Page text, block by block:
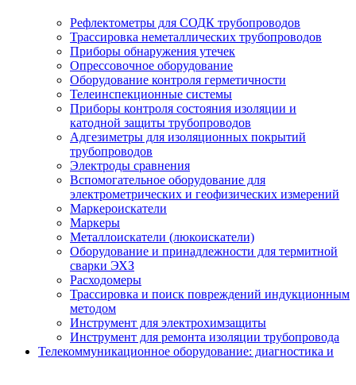
Рефлектометры для СОДК трубопроводов
Трассировка неметаллических трубопроводов
Приборы обнаружения утечек
Опрессовочное оборудование
Оборудование контроля герметичности
Телеинспекционные системы
Приборы контроля состояния изоляции и
катодной защиты трубопроводов
Адгезиметры для изоляционных покрытий
трубопроводов
Электроды сравнения
Вспомогательное оборудование для
электрометрических и геофизических измерений
Маркероискатели
Маркеры
Металлоискатели (люкоискатели)
Оборудование и принадлежности для термитной
сварки ЭХЗ
Расходомеры
Трассировка и поиск повреждений индукционным
методом
Инструмент для электрохимзащиты
Инструмент для ремонта изоляции трубопровода
Телекоммуникационное оборудование: диагностика и